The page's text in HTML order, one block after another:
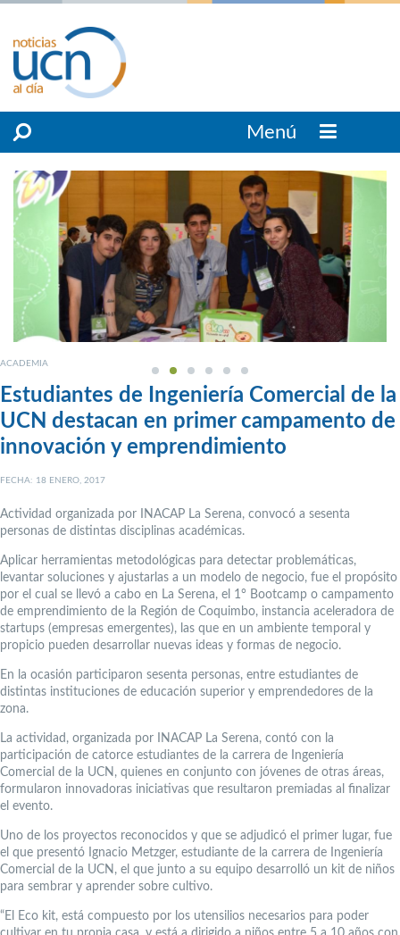
Menú
ACADEMIA
Estudiantes de Ingeniería Comercial de la
UCN destacan en primer campamento de
innovación y emprendimiento
FECHA: 18 ENERO, 2017
Actividad organizada por INACAP La Serena, convocó a sesenta
personas de distintas disciplinas académicas.
Aplicar herramientas metodológicas para detectar problemáticas,
levantar soluciones y ajustarlas a un modelo de negocio, fue el propósito
por el cual se llevó a cabo en La Serena, el 1° Bootcamp o campamento
de emprendimiento de la Región de Coquimbo, instancia aceleradora de
startups (empresas emergentes), las que en un ambiente temporal y
propicio pueden desarrollar nuevas ideas y formas de negocio.
En la ocasión participaron sesenta personas, entre estudiantes de
distintas instituciones de educación superior y emprendedores de la
zona.
La actividad, organizada por INACAP La Serena, contó con la
participación de catorce estudiantes de la carrera de Ingeniería
Comercial de la UCN, quienes en conjunto con jóvenes de otras áreas,
formularon innovadoras iniciativas que resultaron premiadas al finalizar
el evento.
Uno de los proyectos reconocidos y que se adjudicó el primer lugar, fue
el que presentó Ignacio Metzger, estudiante de la carrera de Ingeniería
Comercial de la UCN, el que junto a su equipo desarrolló un kit de niños
para sembrar y aprender sobre cultivo.
“El Eco kit, está compuesto por los utensilios necesarios para poder